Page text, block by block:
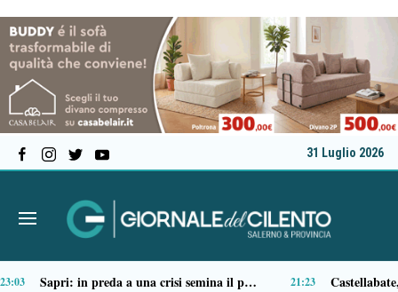
31 Luglio 2026
Tortorella celebra la Fiera di San Basilio: tra antichi mestieri, bestiame e la musica della Bandabardò 14:49